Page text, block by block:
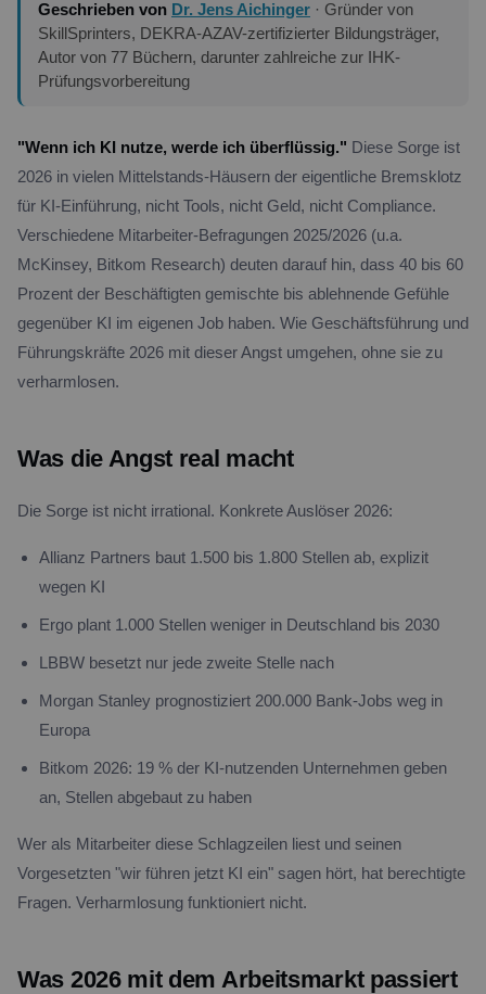
Geschrieben von Dr. Jens Aichinger · Gründer von
SkillSprinters, DEKRA-AZAV-zertifizierter Bildungsträger,
Autor von 77 Büchern, darunter zahlreiche zur IHK-
Prüfungsvorbereitung
"Wenn ich KI nutze, werde ich überflüssig." Diese Sorge ist
2026 in vielen Mittelstands-Häusern der eigentliche Bremsklotz
für KI-Einführung, nicht Tools, nicht Geld, nicht Compliance.
Verschiedene Mitarbeiter-Befragungen 2025/2026 (u.a.
McKinsey, Bitkom Research) deuten darauf hin, dass 40 bis 60
Prozent der Beschäftigten gemischte bis ablehnende Gefühle
gegenüber KI im eigenen Job haben. Wie Geschäftsführung und
Führungskräfte 2026 mit dieser Angst umgehen, ohne sie zu
verharmlosen.
Was die Angst real macht
Die Sorge ist nicht irrational. Konkrete Auslöser 2026:
Allianz Partners baut 1.500 bis 1.800 Stellen ab, explizit
wegen KI
Ergo plant 1.000 Stellen weniger in Deutschland bis 2030
LBBW besetzt nur jede zweite Stelle nach
Morgan Stanley prognostiziert 200.000 Bank-Jobs weg in
Europa
Bitkom 2026: 19 % der KI-nutzenden Unternehmen geben
an, Stellen abgebaut zu haben
Wer als Mitarbeiter diese Schlagzeilen liest und seinen
Vorgesetzten "wir führen jetzt KI ein" sagen hört, hat berechtigte
Fragen. Verharmlosung funktioniert nicht.
Was 2026 mit dem Arbeitsmarkt passiert